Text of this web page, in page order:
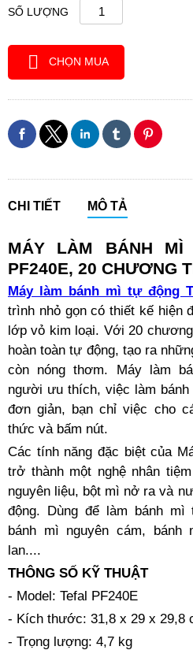
SỐ LƯỢNG
CHỌN MUA
CHI TIẾT MÔ TẢ
MÁY LÀM BÁNH MÌ
PF240E, 20 CHƯƠNG
Máy làm bánh mì tự động
trình nhỏ gọn có thiết kế hiện
lớp vỏ kim loại. Với 20
hoàn toàn tự động, tạo ra
còn nóng thơm. Máy làm
người ưu thích, việc làm
đơn giản, bạn chỉ việc cho
thức và bấm nút.
Các tính năng đặc biệt của
trở thành một nghệ nhân
nguyên liệu, bột mì nở ra và
động. Dùng để làm bánh mì
bánh mì nguyên cám, bánh
lan....
THÔNG SỐ KỸ THUẬT
- Model: Tefal PF240E
- Kích thước: 31,8 x 29 x 29,8
- Trọng lượng: 4,7 kg